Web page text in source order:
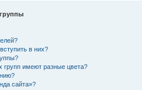
в них?
групп имеют разные цвета?
сайта»?